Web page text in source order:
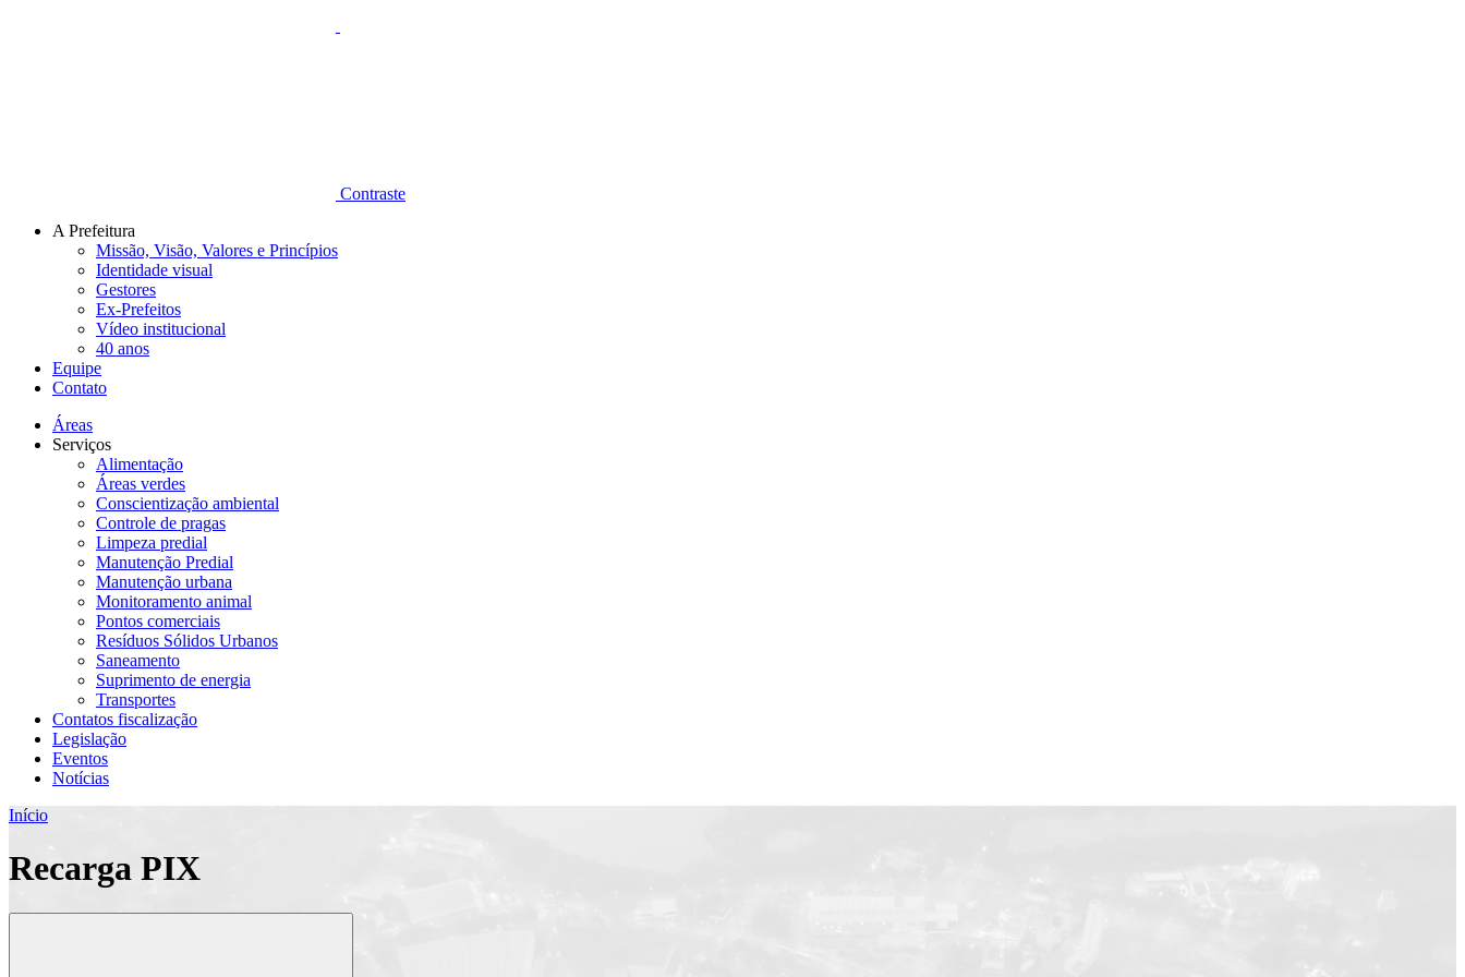
Contraste
A Prefeitura
Missão, Visão, Valores e Princípios
Identidade visual
Gestores
Ex-Prefeitos
Vídeo institucional
40 anos
Equipe
Contato
Áreas
Serviços
Alimentação
Áreas verdes
Conscientização ambiental
Controle de pragas
Limpeza predial
Manutenção Predial
Manutenção urbana
Monitoramento animal
Pontos comerciais
Resíduos Sólidos Urbanos
Saneamento
Suprimento de energia
Transportes
Contatos fiscalização
Legislação
Eventos
Notícias
Início
Recarga PIX